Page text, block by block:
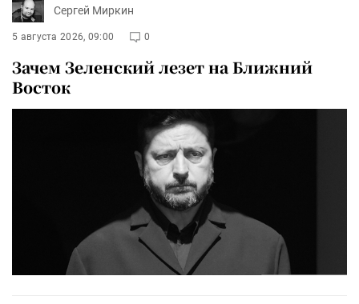
Сергей Миркин
5 августа 2026, 09:00 0
Зачем Зеленский лезет на Ближний
Восток